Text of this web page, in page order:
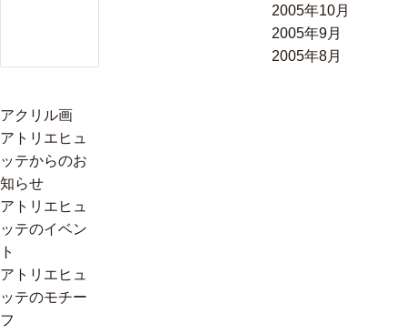
2005年10月
2005年9月
2005年8月
アクリル画
アトリエヒュ
ッテからのお
知らせ
アトリエヒュ
ッテのイベン
ト
アトリエヒュ
ッテのモチー
フ